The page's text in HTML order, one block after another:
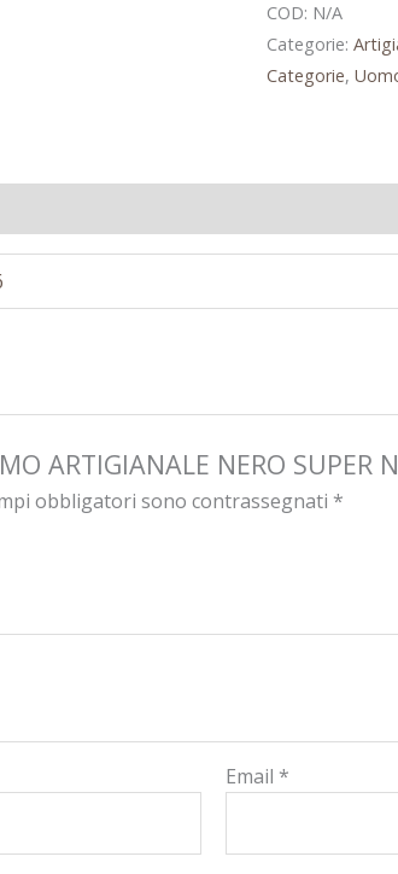
COD: N/A
Categorie:
Categorie,
ARTIGIANALE NERO SUPER
obbligatori sono contrassegnati *
Email *